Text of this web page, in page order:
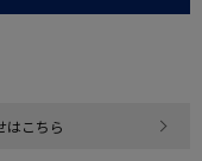
はこちら